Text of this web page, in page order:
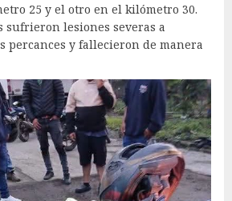
25 y el otro en el kilómetro 30.
sufrieron lesiones severas a
percances y fallecieron de manera